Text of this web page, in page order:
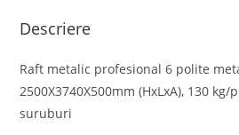
Descriere
Raft metalic profesional 6 polite
2500X3740X500mm (HxLxA), 130
suruburi